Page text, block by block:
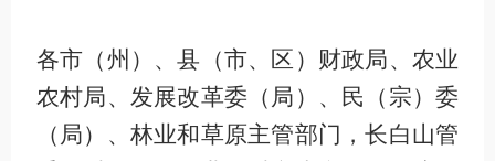
各市（州）、县（市、区）财政局、农业
农村局、发展改革委（局）、民（宗）委
（局）、林业和草原主管部门，长白山管